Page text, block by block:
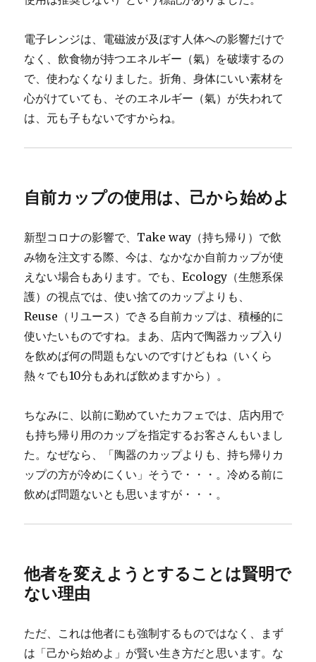
電子レンジは、電磁波が及ぼす人体への影響だけで
なく、飲食物が持つエネルギー（氣）を破壊するの
で、使わなくなりました。折角、身体にいい素材を
心がけていても、そのエネルギー（氣）が失われて
は、元も子もないですからね。
自前カップの使用は、己から始めよ
新型コロナの影響で、Take way（持ち帰り）で飲
み物を注文する際、今は、なかなか自前カップが使
えない場合もあります。でも、Ecology（生態系保
護）の視点では、使い捨てのカップよりも、
Reuse（リユース）できる自前カップは、積極的に
使いたいものですね。まあ、店内で陶器カップ入り
を飲めば何の問題もないのですけどもね（いくら
熱々でも10分もあれば飲めますから）。
ちなみに、以前に勤めていたカフェでは、店内用で
も持ち帰り用のカップを指定するお客さんもいまし
た。なぜなら、「陶器のカップよりも、持ち帰りカ
ップの方が冷めにくい」そうで・・・。冷める前に
飲めば問題ないとも思いますが・・・。
他者を変えようとすることは賢明で
ない理由
ただ、これは他者にも強制するものではなく、まず
は「己から始めよ」が賢い生き方だと思います。な